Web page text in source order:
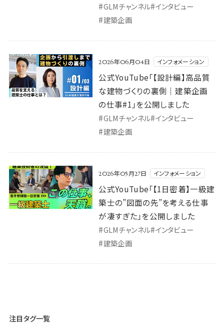
#GLMチャンネル#インタビュー
#建築企画
2026年06月04日 インフォメーション
公式YouTube「【設計編】高品質
な建物づくりの裏側｜建築企画
の仕事#1」を公開しました
#GLMチャンネル#インタビュー
#建築企画
2026年05月27日 インフォメーション
公式YouTube「【1日密着】一級建
築士の”図面の先”を考える仕事
が凄すぎた」を公開しました
#GLMチャンネル#インタビュー
#建築企画
注目タグ一覧